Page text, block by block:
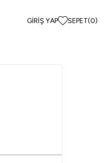
GIRIŞ YAP SEPET(0)